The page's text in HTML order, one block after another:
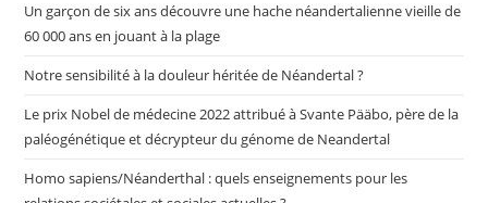
Un garçon de six ans découvre une hache néandertalienne vieille de
60 000 ans en jouant à la plage
Notre sensibilité à la douleur héritée de Néandertal ?
Le prix Nobel de médecine 2022 attribué à Svante Pääbo, père de la
paléogénétique et décrypteur du génome de Neandertal
Homo sapiens/Néanderthal : quels enseignements pour les